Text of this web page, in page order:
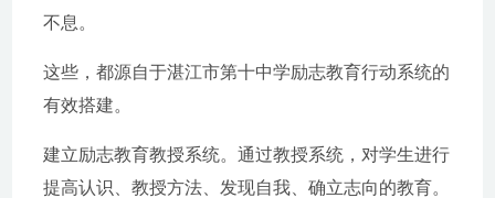
不息。
这些，都源自于湛江市第十中学励志教育行动系统的
有效搭建。
建立励志教育教授系统。通过教授系统，对学生进行
提高认识、教授方法、发现自我、确立志向的教育。